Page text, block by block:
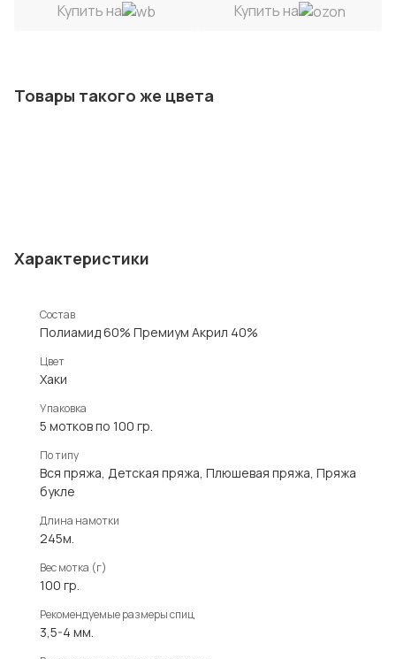
Купить на Купить на
Товары такого же цвета
Характеристики
Состав
Полиамид 60% Премиум Акрил 40%
Цвет
Хаки
Упаковка
5 мотков по 100 гр.
По типу
Вся пряжа, Детская пряжа, Плюшевая пряжа, Пряжа
букле
Длина намотки
245м.
Вес мотка (г)
100 гр.
Рекомендуемые размеры спиц
3,5-4 мм.